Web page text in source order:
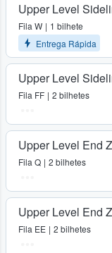
Upper Level
Fila W
1 bilhete
Entrega Rápida
Upper Level
Fila FF 2 bilhetes
Upper Level End
Fila Q 2 bilhetes
Upper Level End
Fila EE 2 bilhetes